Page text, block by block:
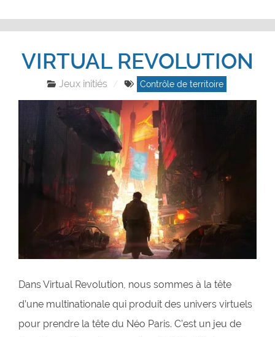
VIRTUAL REVOLUTION
Jeux initiés Contrôle de territoire
Dans Virtual Revolution, nous sommes à la tête
d’une multinationale qui produit des univers virtuels
pour prendre la tête du Néo Paris. C’est un jeu de